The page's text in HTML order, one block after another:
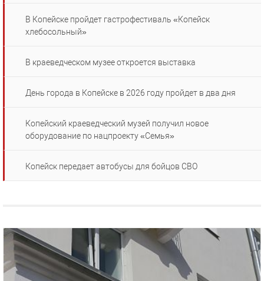
В Копейске пройдет гастрофестиваль «Копейск
хлебосольный»
В краеведческом музее откроется выставка
День города в Копейске в 2026 году пройдет в два дня
Копейский краеведческий музей получил новое
оборудование по нацпроекту «Семья»
Копейск передает автобусы для бойцов СВО